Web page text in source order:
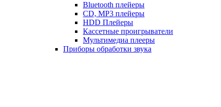
Bluetooth плейеры
CD, MP3 плейеры
HDD Плейеры
Кассетные проигрыватели
Мультимедиа плееры
Приборы обработки звука